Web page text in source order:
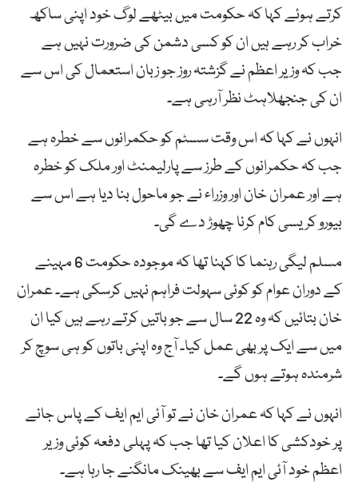
کرتے ہوئے کہا کہ حکومت میں بیٹھے لوگ خود اپنی ساکھ
خراب کر رہے ہیں ان کو کسی دشمن کی ضرورت نہیں ہے
جب کہ وزیر اعظم نے گزشتہ روز جو زبان استعمال کی اس سے
ان کی جنجھلاہٹ نظر آرہی ہے۔
انہوں نے کہا کہ اس وقت سسٹم کو حکمرانوں سے خطرہ ہے
جب کہ حکمرانوں کے طرز سے پارلیمنٹ اور ملک کو خطرہ
ہے اور عمران خان اور وزراء نے جو ماحول بنا دیا ہے اس سے
بیورو کریسی کام کرنا چھوڑ دے گی۔
مسلم لیگی رہنما کا کہنا تھا کہ موجودہ حکومت 6 مہینے
کے دوران عوام کو کوئی سہولت فراہم نہیں کرسکی ہے۔ عمران
خان بتائیں کہ وہ 22 سال سے جو باتیں کرتے رہے ہیں کیا ان
میں سے ایک پر بھی عمل کیا۔ آج وہ اپنی باتوں کو ہی سوچ کر
شرمندہ ہوتے ہوں گے۔
انہوں نے کہا کہ عمران خان نے تو آئی ایم ایف کے پاس جانے
پر خودکشی کا اعلان کیا تھا جب کہ پہلی دفعہ کوئی وزیر
اعظم خود آئی ایم ایف سے بھینک مانگنے جا رہا ہے۔